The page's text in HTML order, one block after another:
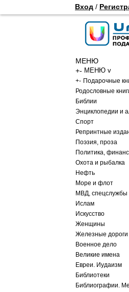
Вход /
МЕНЮ
+- МЕНЮ v
+- Подарочные
Родословные
Библии
Энциклопедии и
Спорт
Репринтные
Поэзия, проза
Политика,
Охота и рыбалка
Нефть
Море и флот
МВД, спецслужбы
Ислам
Искусство
Женщины
Железные дороги
Военное дело
Великие имена
Евреи. Иудаизм
Библиотеки
Библиографии.